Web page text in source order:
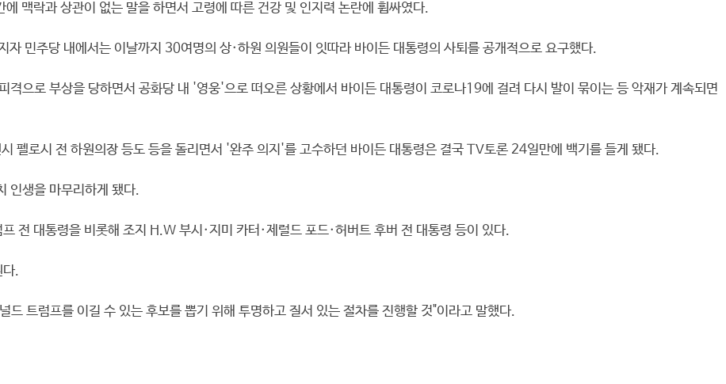
맥락과 상관이 없는 말을 하면서 고령에 따른 건강 및 인지력 논란에 휩싸였다.
자 민주당 내에서는 이날까지 30여명의 상·하원 의원들이 잇따라 바이든 대통령의 사퇴를 공개적으로 요구했다.
으로 부상을 당하면서 공화당 내 '영웅'으로 떠오른 상황에서 바이든 대통령이 코로나19에 걸려 다시 발이 묶이는 등 악재가 계속되면
펠로시 전 하원의장 등도 등을 돌리면서 '완주 의지'를 고수하던 바이든 대통령은 결국 TV토론 24일만에 백기를 들게 됐다.
인생을 마무리하게 됐다.
전 대통령을 비롯해 조지 H.W 부시·지미 카터·제럴드 포드·허버트 후버 전 대통령 등이 있다.
다.
트럼프를 이길 수 있는 후보를 뽑기 위해 투명하고 질서 있는 절차를 진행할 것"이라고 말했다.